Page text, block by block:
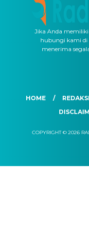
Jika Anda
hubungi kami di
menerima
HOME REDAKSI
COPYRIGHT © 2026